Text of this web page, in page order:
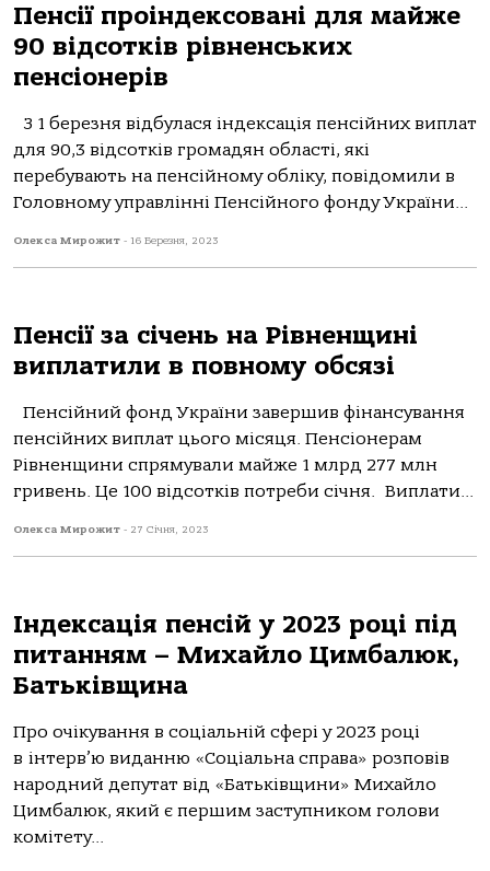
Пенсії проіндексовані для майже
90 відсотків рівненських
пенсіонерів
З 1 березня відбулася індексація пенсійних виплат
для 90,3 відсотків громадян області, які
перебувають на пенсійному обліку, повідомили в
Головному управлінні Пенсійного фонду України...
Олекса Мирожит - 16 Березня, 2023
Пенсії за січень на Рівненщині
виплатили в повному обсязі
Пенсійний фонд України завершив фінансування
пенсійних виплат цього місяця. Пенсіонерам
Рівненщини спрямували майже 1 млрд 277 млн
гривень. Це 100 відсотків потреби січня. Виплати...
Олекса Мирожит - 27 Січня, 2023
Індексація пенсій у 2023 році під
питанням – Михайло Цимбалюк,
Батьківщина
Про очікування в соціальній сфері у 2023 році
в інтерв’ю виданню «Соціальна справа» розповів
народний депутат від «Батьківщини» Михайло
Цимбалюк, який є першим заступником голови
комітету...